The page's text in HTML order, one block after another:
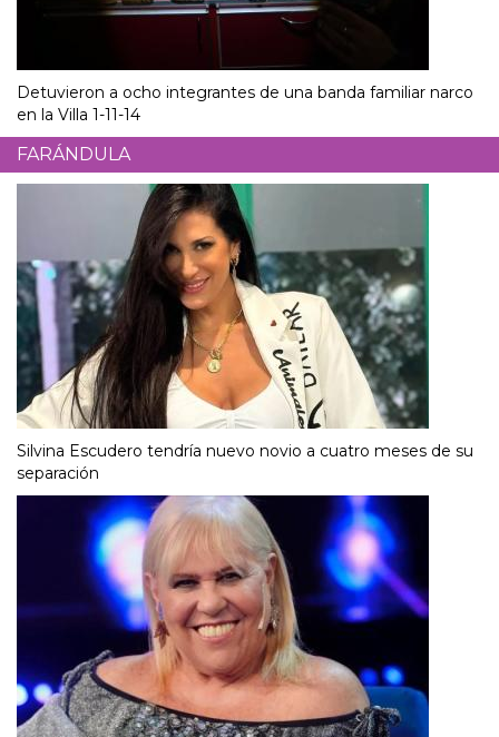
Detuvieron a ocho integrantes de una banda familiar narco
en la Villa 1-11-14
FARÁNDULA
Silvina Escudero tendría nuevo novio a cuatro meses de su
separación